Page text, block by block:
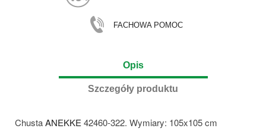
FACHOWA POMOC
Opis
Szczegóły produktu
ChustaANEKKE 42460-322. Wymiary: 105x105 cm